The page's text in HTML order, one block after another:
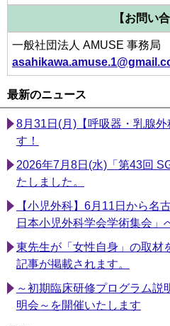
【お問い
一般社団法人 AMUSE 事務局
最新のニュース
8月31日(月)【呼吸器・乳腺
す！
2026年7月8日(水)「第43回
たしました。
【小児外科】6月11日から名
日本小児外科学会学術集会」
東先生が「女性自身」の取材
記事が掲載されます。
～初期臨床研修プログラム説
明会～を開催いたします